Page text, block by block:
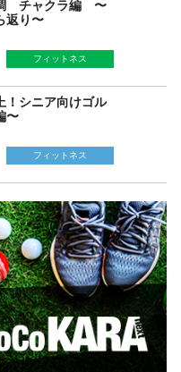
調 チャクラ編 〜
返り〜
フィットネス
！シニア向けゴル
〜
フィットネス